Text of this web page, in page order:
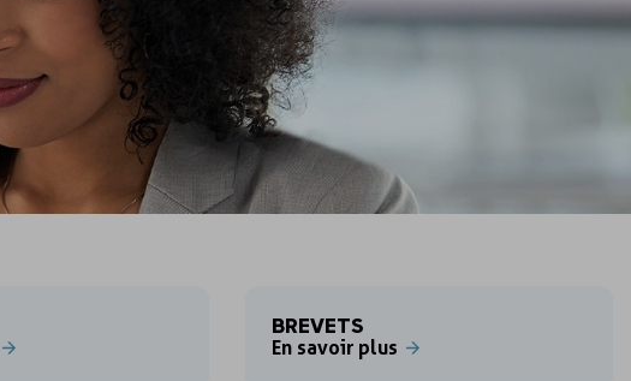
BREVETS
En savoir plus